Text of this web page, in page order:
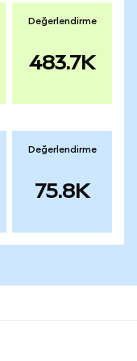
Değerlendirme
483.7K
Değerlendirme
75.8K